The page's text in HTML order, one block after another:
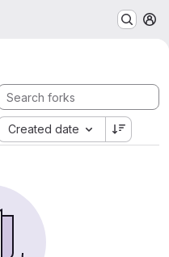
Created date